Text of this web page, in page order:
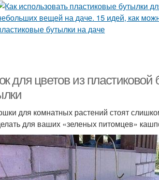
для цветов из
для комнатных растений стоят
для ваших «зеленых питомцев»